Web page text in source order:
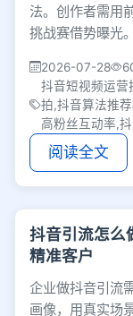
法。创作者需用
挑战赛借势曝光
2026-07-28
抖音短视频运营
拍,抖音算法推
高粉丝互动率,
阅读全文
抖音引流怎么
精准客户
企业做抖音引流
画像，用真实场